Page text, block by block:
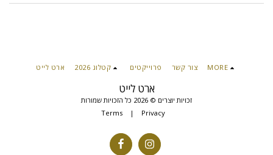
ארט לייט
זכויות יוצרים © 2026 כל הזכויות שמורות
Terms| Privacy
ארט לייט קטלוג 2026 פרוייקטים צור קשר MORE